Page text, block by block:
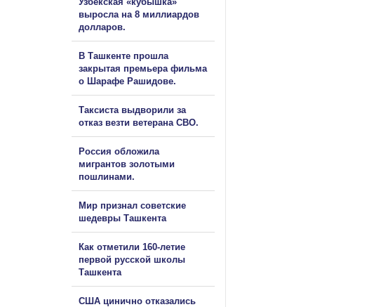
выросла на 8 миллиардов
долларов.
В Ташкенте прошла
закрытая премьера фильма
о Шарафе Рашидове.
Таксиста выдворили за
отказ везти ветерана СВО.
Россия обложила
мигрантов золотыми
пошлинами.
Мир признал советские
шедевры Ташкента
Как отметили 160-летие
первой русской школы
Ташкента
США цинично отказались